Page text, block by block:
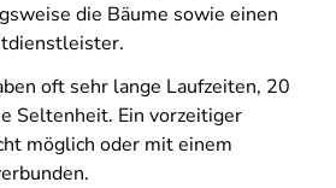
die Bäume sowie einen
oft sehr lange Laufzeiten, 20
Seltenheit. Ein vorzeitiger
möglich oder mit einem